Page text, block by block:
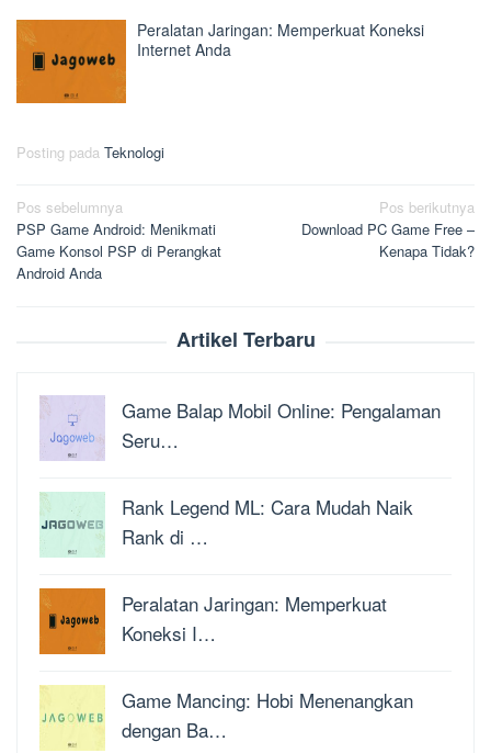
Peralatan Jaringan: Memperkuat Koneksi
Internet Anda
Posting pada Teknologi
Navigasi
pos
Pos sebelumnya
PSP Game Android: Menikmati
Game Konsol PSP di Perangkat
Android Anda
Pos berikutnya
Download PC Game Free –
Kenapa Tidak?
Artikel Terbaru
Game Balap Mobil Online: Pengalaman
Seru…
Rank Legend ML: Cara Mudah Naik
Rank di …
Peralatan Jaringan: Memperkuat
Koneksi I…
Game Mancing: Hobi Menenangkan
dengan Ba…